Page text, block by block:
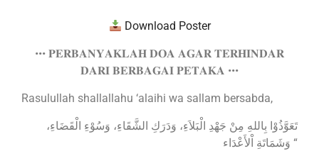
Download Poster
••• 𝐏𝐄𝐑𝐁𝐀𝐍𝐘𝐀𝐊𝐋𝐀𝐇 𝐃𝐎𝐀 𝐀𝐆𝐀𝐑 𝐓𝐄𝐑𝐇𝐈𝐍𝐃𝐀𝐑
𝐃𝐀𝐑𝐈 𝐁𝐄𝐑𝐁𝐀𝐆𝐀𝐈 𝐏𝐄𝐓𝐀𝐊𝐀 •••
Rasulullah shallallahu ‘alaihi wa sallam bersabda,
وَشَمَاتَةِ اْلأَعْدَاء “